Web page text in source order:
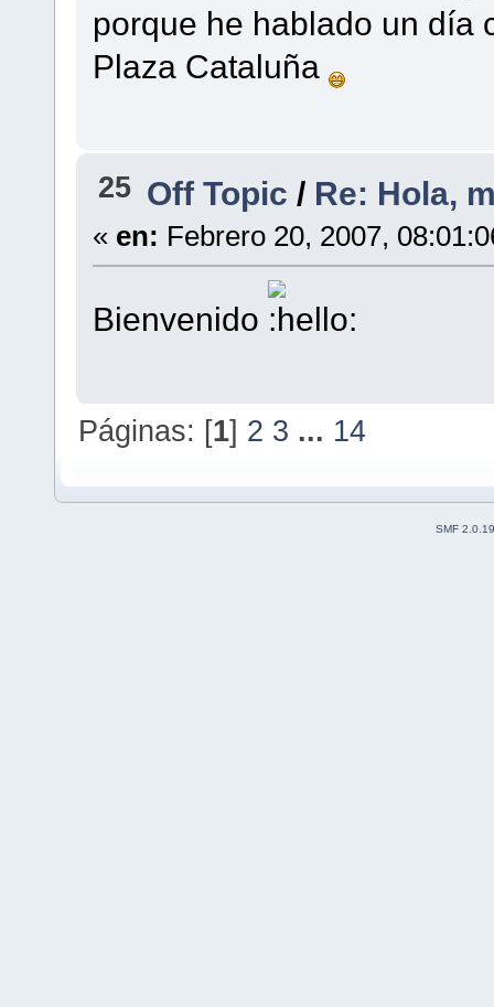
porque he hablado un día
Plaza Cataluña
25 Off Topic / Re: Hola,
« en: Febrero 20, 2007,
Bienvenido
Páginas: [1] 2 3 ... 14
SMF 2.0.19